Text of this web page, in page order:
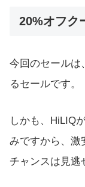
20%オフク
今回のセールは
るセールです。
しかも、HiLIQ
みですから、激
チャンスは見逃